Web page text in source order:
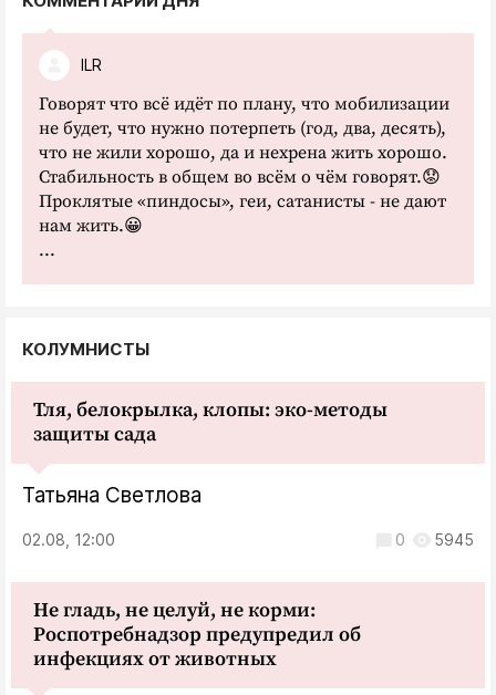
ILR
Говорят что всё идёт по плану, что мобилизации
не будет, что нужно потерпеть (год, два, десять),
что не жили хорошо, да и нехрена жить хорошо.
Стабильность в общем во всём о чём говорят.😟
Проклятые «пиндосы», геи, сатанисты - не дают
нам жить.😀
...
КОЛУМНИСТЫ
Тля, белокрылка, клопы: эко-методы
защиты сада
Татьяна Светлова
02.08, 12:00 0 5945
Не гладь, не целуй, не корми:
Роспотребнадзор предупредил об
инфекциях от животных